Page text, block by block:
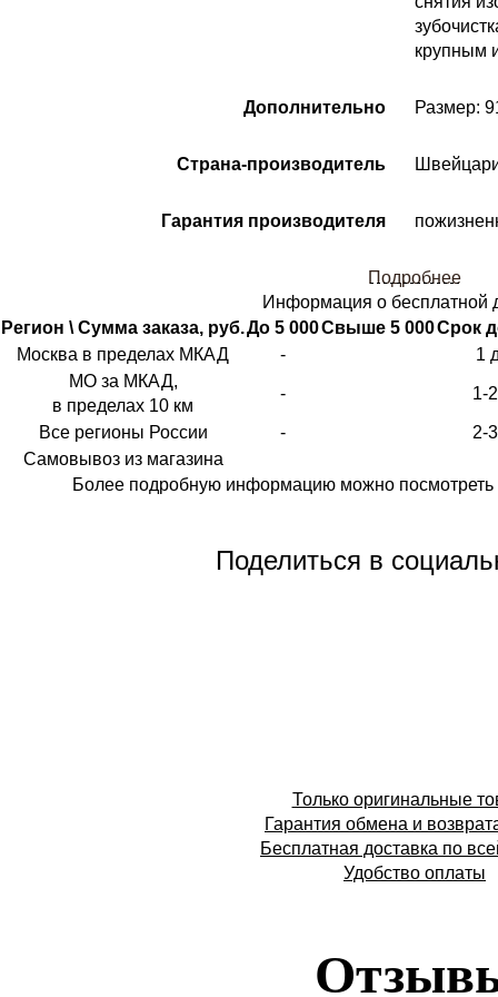
крупным
Дополнительно Размер:
Страна-производитель
Гарантия производителя
Подробнее
Информация о бесплатной
Регион \ Сумма заказа, руб.До 5 000Свыше 5 000Срок
Москва в пределах МКАД
-
1
МО за МКАД,
в пределах 10 км
- 1-
Все регионы России -
2-
Самовывоз из магазина
Более подробную информацию можно посмотреть
Поделиться в
Только оригинальные
Гарантия обмена и
Бесплатная доставка по
Удобство оплаты